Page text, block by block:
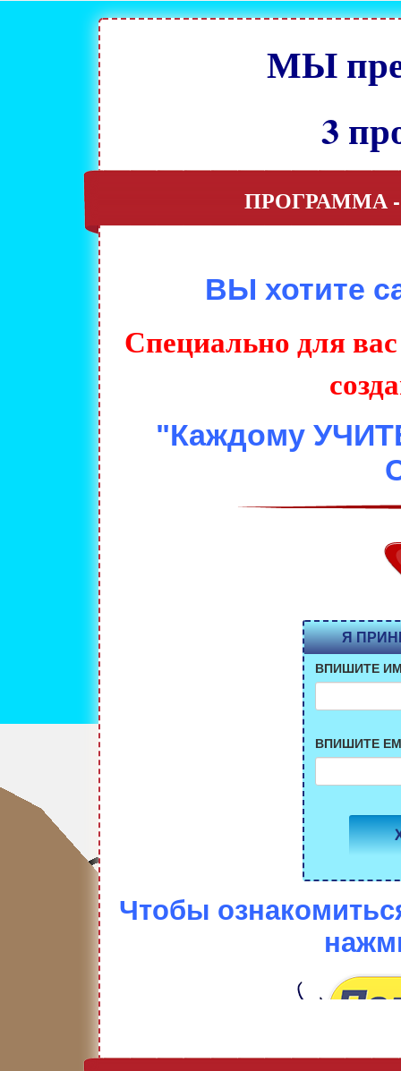
МЫ
3
ПРОГРАММА
ВЫ хотите
Специально для
"Каждому
Я
ВПИШИТЕ
ВПИШИТЕ
Чтобы